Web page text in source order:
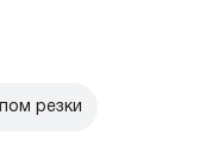
резки